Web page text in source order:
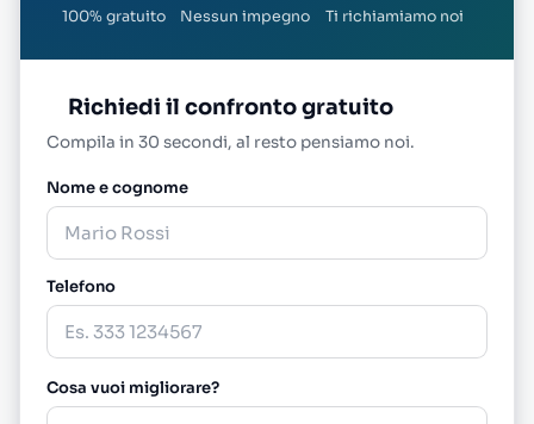
100% gratuito Nessun impegno Ti richiamiamo noi
Richiedi il confronto gratuito
Compila in 30 secondi, al resto pensiamo noi.
Nome e cognome
Telefono
Cosa vuoi migliorare?